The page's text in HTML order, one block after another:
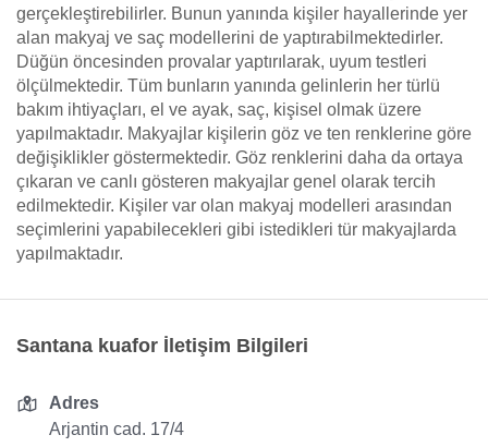
gerçekleştirebilirler. Bunun yanında kişiler hayallerinde yer
alan makyaj ve saç modellerini de yaptırabilmektedirler.
Düğün öncesinden provalar yaptırılarak, uyum testleri
ölçülmektedir. Tüm bunların yanında gelinlerin her türlü
bakım ihtiyaçları, el ve ayak, saç, kişisel olmak üzere
yapılmaktadır. Makyajlar kişilerin göz ve ten renklerine göre
değişiklikler göstermektedir. Göz renklerini daha da ortaya
çıkaran ve canlı gösteren makyajlar genel olarak tercih
edilmektedir. Kişiler var olan makyaj modelleri arasından
seçimlerini yapabilecekleri gibi istedikleri tür makyajlarda
yapılmaktadır.
Santana kuafor İletişim Bilgileri
Adres
Arjantin cad. 17/4